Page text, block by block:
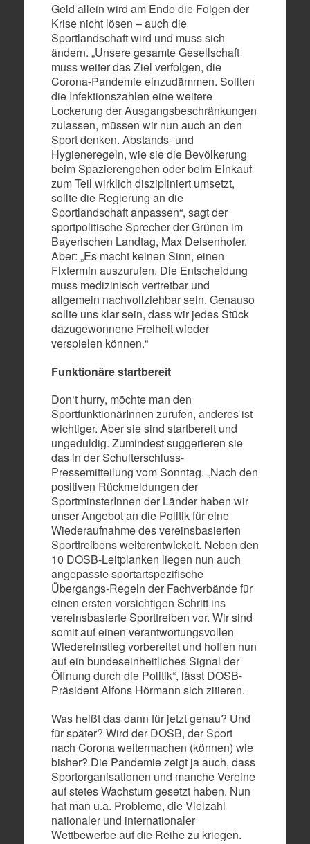
Geld allein wird am Ende die Folgen der
Krise nicht lösen – auch die
Sportlandschaft wird und muss sich
ändern. „Unsere gesamte Gesellschaft
muss weiter das Ziel verfolgen, die
Corona-Pandemie einzudämmen. Sollten
die Infektionszahlen eine weitere
Lockerung der Ausgangsbeschränkungen
zulassen, müssen wir nun auch an den
Sport denken. Abstands- und
Hygieneregeln, wie sie die Bevölkerung
beim Spazierengehen oder beim Einkauf
zum Teil wirklich diszipliniert umsetzt,
sollte die Regierung an die
Sportlandschaft anpassen“, sagt der
sportpolitische Sprecher der Grünen im
Bayerischen Landtag, Max Deisenhofer.
Aber: „Es macht keinen Sinn, einen
Fixtermin auszurufen. Die Entscheidung
muss medizinisch vertretbar und
allgemein nachvollziehbar sein. Genauso
sollte uns klar sein, dass wir jedes Stück
dazugewonnene Freiheit wieder
verspielen können.“
Funktionäre startbereit
Don‘t hurry, möchte man den
SportfunktionärInnen zurufen, anderes ist
wichtiger. Aber sie sind startbereit und
ungeduldig. Zumindest suggerieren sie
das in der Schulterschluss-
Pressemitteilung vom Sonntag. „Nach den
positiven Rückmeldungen der
SportminsterInnen der Länder haben wir
unser Angebot an die Politik für eine
Wiederaufnahme des vereinsbasierten
Sporttreibens weiterentwickelt. Neben den
10 DOSB-Leitplanken liegen nun auch
angepasste sportartspezifische
Übergangs-Regeln der Fachverbände für
einen ersten vorsichtigen Schritt ins
vereinsbasierte Sporttreiben vor. Wir sind
somit auf einen verantwortungsvollen
Wiedereinstieg vorbereitet und hoffen nun
auf ein bundeseinheitliches Signal der
Öffnung durch die Politik“, lässt DOSB-
Präsident Alfons Hörmann sich zitieren.
Was heißt das dann für jetzt genau? Und
für später? Wird der DOSB, der Sport
nach Corona weitermachen (können) wie
bisher? Die Pandemie zeigt ja auch, dass
Sportorganisationen und manche Vereine
auf stetes Wachstum gesetzt haben. Nun
hat man u.a. Probleme, die Vielzahl
nationaler und internationaler
Wettbewerbe auf die Reihe zu kriegen.